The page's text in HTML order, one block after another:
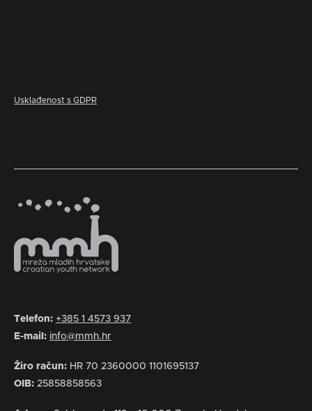
Usklađenost s GDPR
Telefon: +385 1 4573 937
E-mail: info@mmh.hr
Žiro račun: HR 70 2360000 1101695137
OIB: 25858858563